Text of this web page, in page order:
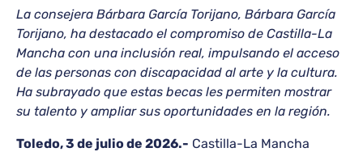
La consejera Bárbara García Torijano, Bárbara García
Torijano, ha destacado el compromiso de Castilla-La
Mancha con una inclusión real, impulsando el acceso
de las personas con discapacidad al arte y la cultura.
Ha subrayado que estas becas les permiten mostrar
su talento y ampliar sus oportunidades en la región.
Toledo, 3 de julio de 2026.- Castilla-La Mancha